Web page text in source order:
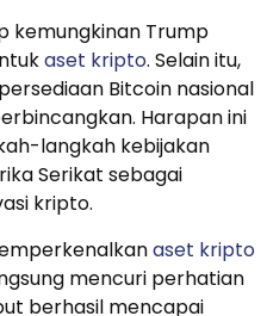
kemungkinan Trump
aset kripto. Selain itu,
Bitcoin nasional
Harapan ini
langkah kebijakan
Serikat sebagai
kripto.
aset kripto
mencuri perhatian
berhasil mencapai